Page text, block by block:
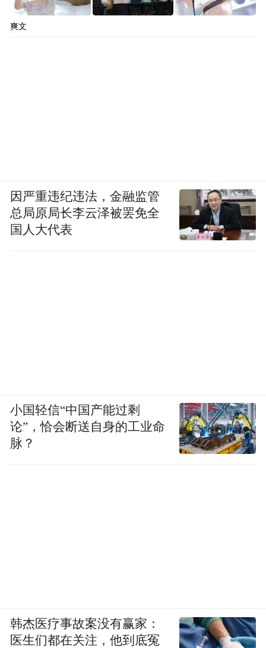
爽文
因严重违纪违法，金融监管
总局原局长李云泽被罢免全
国人大代表
小国轻信“中国产能过剩
论”，恰会断送自身的工业命
脉？
韩杰医疗事故案没有赢家：
医生们都在关注，他到底冤